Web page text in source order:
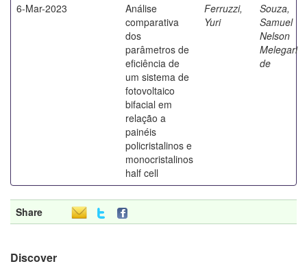
6-Mar-2023
Análise
comparativa
dos
parâmetros de
eficiência de
um sistema de
fotovoltaico
bifacial em
relação a
painéis
policristalinos e
monocristalinos
half cell
Ferruzzi,
Yuri
Souza,
Samuel
Nelson
Melegari
de
Share
Discover